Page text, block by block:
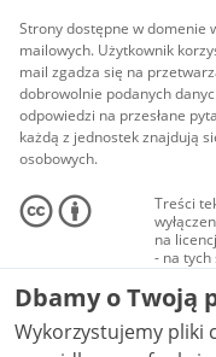
Strony dostępne w domenie
mailowych. Użytkownik
mail zgadza się na
dobrowolnie podanych
odpowiedzi na przesłane
każdą z jednostek znajdują
osobowych.
Treści
na
- na tych
audio i
Creative
NC-ND
Dbamy o Twoją
Wykorzystujemy pliki